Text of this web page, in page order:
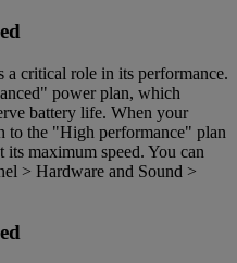
a critical role in its performance.
power plan, which
battery life. When your
to the "High performance" plan
its maximum speed. You can
> Hardware and Sound >